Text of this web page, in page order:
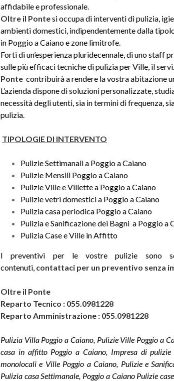
affidabile e professionale.
Oltre il Pontesi occupa di interventi di pulizia,
ambienti domestici, indipendentemente dalla
in Poggio a Caiano e zone limitrofe.
Forti di un’esperienza pluridecennale, di uno staff
sulle più efficaci tecniche di pulizia per Ville, il
Ponte contribuirà a rendere la vostra abitazione
L’azienda dispone di soluzioni personalizzate,
necessità degli utenti, sia in termini di frequenza,
pulizia.
TIPOLOGIE DI INTERVENTO
Pulizie Settimanali a Poggio a Caiano
Pulizie Mensili Poggio a Caiano
Pulizie Ville e Villette a Poggio a Caiano
Pulizie vetri domestici a Poggio a Caiano
Pulizia casa periodica Poggio a Caiano
Pulizia e Sanificazione dei Bagni a Poggio a
Pulizia Case e Ville in Affitto
I preventivi per le vostre pulizie sono
contenuti, contattaci per un preventivo senza
Oltre il Ponte
Reparto Tecnico : 055.0981228
Reparto Amministrazione : 055.0981228
Pulizia Villa Poggio a Caiano, Pulizie Ville Poggio a
casa in affitto Poggio a Caiano, Impresa di
monolocali e Ville Poggio a Caiano, Pulizie e
Pulizia casa Settimanale, Poggio a Caiano Pulizie